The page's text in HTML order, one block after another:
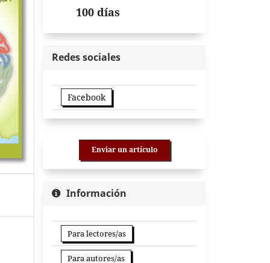
100 días
Redes sociales
Facebook
Enviar un artículo
Información
Para lectores/as
Para autores/as